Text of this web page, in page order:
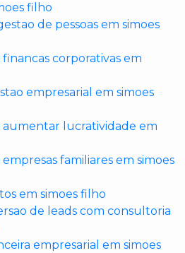
filho
de pessoas em simoes
corporativas em
empresarial em simoes
aumentar lucratividade em
familiares em simoes
em simoes filho
de leads com consultoria
empresarial em simoes